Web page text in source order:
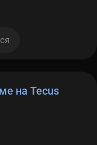
на Tecus